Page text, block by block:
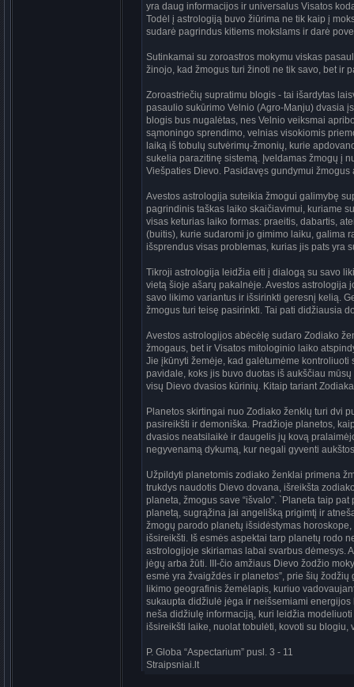
yra daug informacijos ir universalus Visatos
Todėl į astrologiją buvo žiūrima ne tik kaip į
sudarė pagrindus kitiems mokslams ir darė
Sutinkamai su zoroastros mokymu viskas
žinojo, kad žmogus turi žinoti ne tik savo, bet ir
Zoroastriečių supratimu blogis - tai išardytas
pasaulio sukūrimo Velnio (Agro-Manju) dvasia
blogis bus nugalėtas, nes Velnio veiksmai
sąmoningo sprendimo, velnias visokiomis
laiką iš tobulų sutvėrimų-žmonių, kurie
sukelia parazitinę sistemą. Įveldamas žmogų į
Viešpaties Dievo. Pasidavęs gundymui
Avestos astrologija suteikia žmogui galimybę
pagrindinis taškas laiko skaičiavimui, kuriame
visas keturias laiko formas: praeitis, dabartis,
(buitis), kurie sudaromi jo gimimo laiku, galima
išsprendus visas problemas, kurias jis pats yra
Tikroji astrologija leidžia eiti į dialogą su savo
vietą šioje ašarų pakalnėje. Avestos astrologija
savo likimo variantus ir išsirinkti geresnį kelią.
žmogus turi teisę pasirinkti. Tai pati didžiausia
Avestos astrologijos abėcėlę sudaro Zodiako
žmogaus, bet ir Visatos mitologinio laiko
Jie įkūnyti žemėje, kad galėtumėme
pavidale, koks jis buvo duotas iš aukščiau
visų Dievo dvasios kūrinių. Kitaip tariant
Planetos skirtingai nuo Zodiako ženklų turi dvi
pasireikšti ir demoniška. Pradžioje planetos,
dvasios neatsilaikė ir daugelis jų kovą
negyvenamą dykumą, kur negali gyventi
Užpildyti planetomis zodiako ženklai primena
trukdys naudotis Dievo dovana, išreikšta
planeta, žmogus save “išvalo”. `Planeta taip
planetą, sugrąžina jai angelišką prigimtį ir
žmogų parodo planetų išsidėstymas
išsireikšti. Iš esmės aspektai tarp planetų rodo
astrologijoje skiriamas labai svarbus dėmesys.
jėgų arba žūti. III-čio amžiaus Dievo žodžio
esmė yra žvaigždės ir planetos”, prie šių
likimo geografinis žemėlapis, kuriuo
sukaupta didžiulė jėga ir neišsemiami
neša didžiulę informaciją, kuri leidžia
išsireikšti laike, nuolat tobulėti, kovoti su
P. Globa “Aspectarium” pusl. 3 - 11
Straipsniai.lt